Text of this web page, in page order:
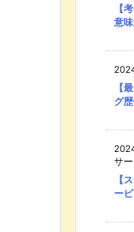
【
意
【
グ
サー
【
ー